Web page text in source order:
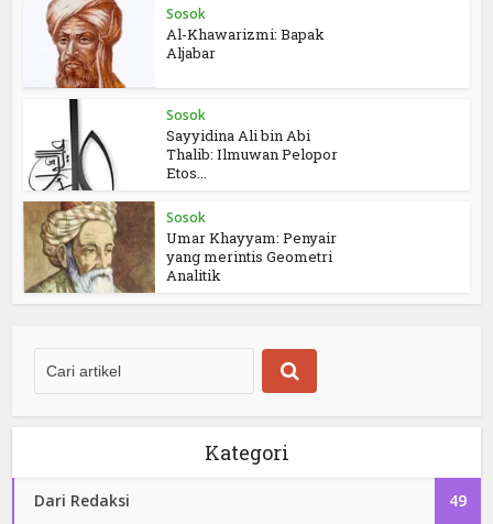
Sosok
Al-Khawarizmi: Bapak
Aljabar
Sosok
Sayyidina Ali bin Abi
Thalib: Ilmuwan Pelopor
Etos...
Sosok
Umar Khayyam: Penyair
yang merintis Geometri
Analitik
Kategori
Dari Redaksi 49